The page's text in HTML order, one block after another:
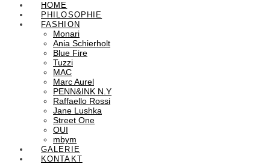
HOME
PHILOSOPHIE
FASHION
Monari
Ania Schierholt
Blue Fire
Tuzzi
MAC
Marc Aurel
PENN&INK N.Y
Raffaello Rossi
Jane Lushka
Street One
OUI
mbym
GALERIE
KONTAKT